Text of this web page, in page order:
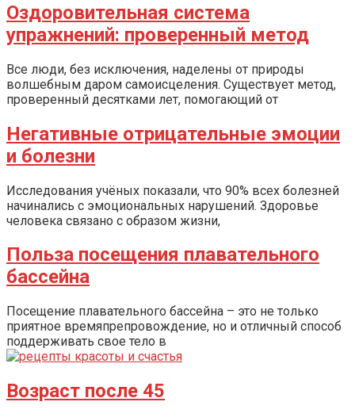
Оздоровительная система
упражнений: проверенный метод
Все люди, без исключения, наделены от природы
волшебным даром самоисцеления. Существует метод,
проверенный десятками лет, помогающий от
Негативные отрицательные эмоции
и болезни
Исследования учёных показали, что 90% всех болезней
начинались с эмоциональных нарушений. Здоровье
человека связано с образом жизни,
Польза посещения плавательного
бассейна
Посещение плавательного бассейна – это не только
приятное времяпрепровождение, но и отличный способ
поддерживать свое тело в
Возраст после 45